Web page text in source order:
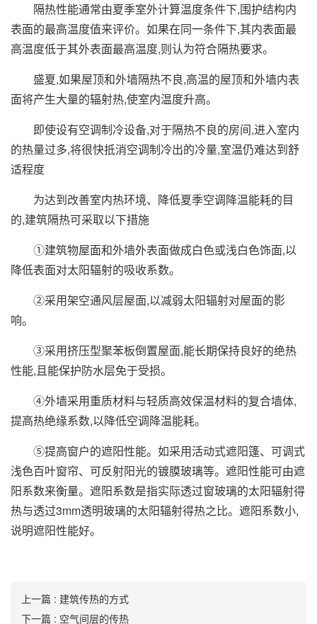
隔热性能通常由夏季室外计算温度条件下,围护结构内
表面的最高温度值来评价。如果在同一条件下,其内表面最
高温度低于其外表面最高温度,则认为符合隔热要求。
盛夏,如果屋顶和外墙隔热不良,高温的屋顶和外墙内表
面将产生大量的辐射热,使室内温度升高。
即使设有空调制冷设备,对于隔热不良的房间,进入室内
的热量过多,将很快抵消空调制冷出的冷量,室温仍难达到舒
适程度
为达到改善室内热环境、降低夏季空调降温能耗的目
的,建筑隔热可采取以下措施
①建筑物屋面和外墙外表面做成白色或浅白色饰面,以
降低表面对太阳辐射的吸收系数。
②采用架空通风层屋面,以减弱太阳辐射对屋面的影
响。
③采用挤压型聚苯板倒置屋面,能长期保持良好的绝热
性能,且能保护防水层免于受损。
④外墙采用重质材料与轻质高效保温材料的复合墙体,
提高热绝缘系数,以降低空调降温能耗。
⑤提高窗户的遮阳性能。如采用活动式遮阳篷、可调式
浅色百叶窗帘、可反射阳光的镀膜玻璃等。遮阳性能可由遮
阳系数来衡量。遮阳系数是指实际透过窗玻璃的太阳辐射得
热与透过3mm透明玻璃的太阳辐射得热之比。遮阳系数小,
说明遮阳性能好。
上一篇 : ​建筑传热的方式
下一篇 : ​空气间层的传热